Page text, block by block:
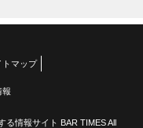
トマップ
報
る情報サイト BAR TIMES All